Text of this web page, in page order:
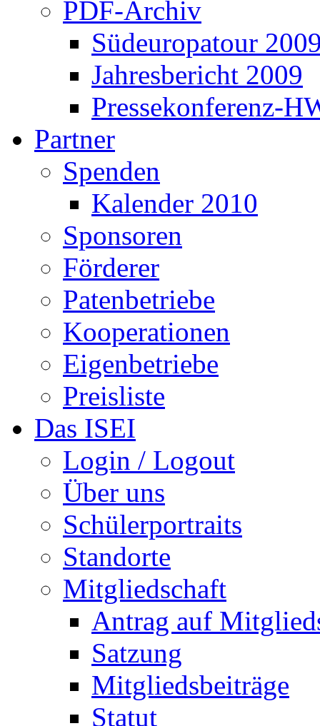
PDF-Archiv
Südeuropatour
Jahresbericht 2009
Pressekonferenz-
Partner
Spenden
Kalender 2010
Sponsoren
Förderer
Patenbetriebe
Kooperationen
Eigenbetriebe
Preisliste
Das ISEI
Login / Logout
Über uns
Schülerportraits
Standorte
Mitgliedschaft
Antrag auf
Satzung
Mitgliedsbeiträge
Statut